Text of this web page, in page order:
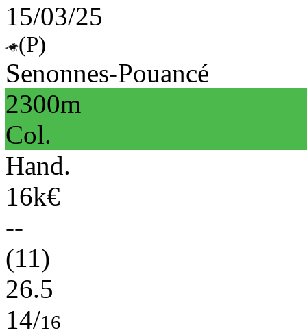
15/03/25
(P)
Senonnes-Pouancé
2300m
Col.
Hand.
16k€
--
(11)
26.5
14/16